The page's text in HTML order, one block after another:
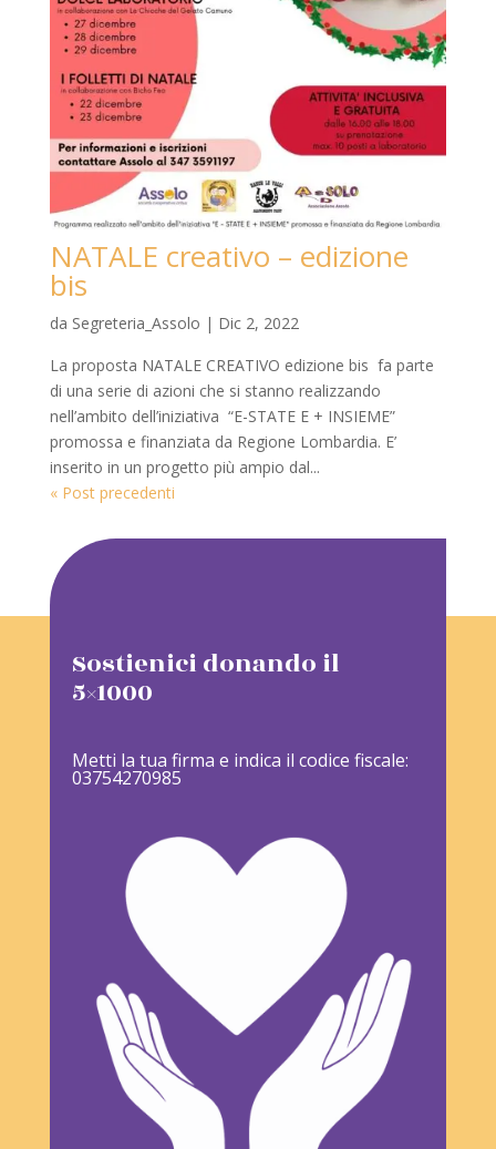
NATALE creativo – edizione
bis
da Segreteria_Assolo | Dic 2, 2022
La proposta NATALE CREATIVO edizione bis fa parte
di una serie di azioni che si stanno realizzando
nell’ambito dell’iniziativa “E-STATE E + INSIEME”
promossa e finanziata da Regione Lombardia. E’
inserito in un progetto più ampio dal...
« Post precedenti
Sostienici donando il
5×1000
Metti la tua firma e indica il codice fiscale:
03754270985